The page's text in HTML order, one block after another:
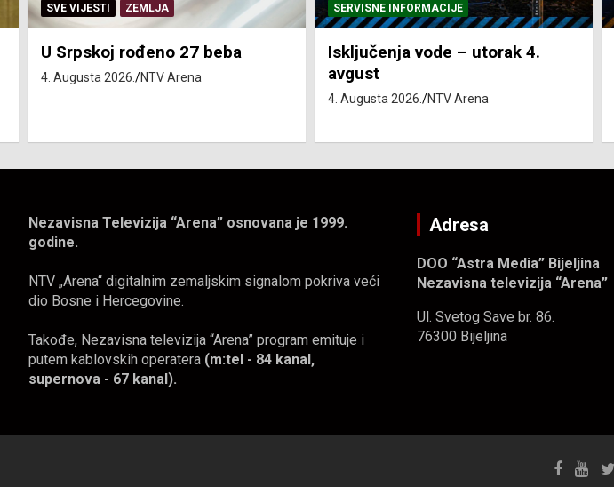
SERVISNE INFORMACIJE
Isključenja vode – utorak 4.
avgust
SERVISNE INFORMACIJE
Isključenja el. energije – utorak
4. avgust
4. Augusta 2026. NTV Arena
Nezavisna Televizija “Arena” osnovana je 1999.
godine.
NTV „Arena“ digitalnim zemaljskim signalom pokriva veći
dio Bosne i Hercegovine.
Takođe, Nezavisna televizija “Arena” program emituje i
putem kablovskih operatera (m:tel - 84 kanal,
supernova - 67 kanal).
Adresa
DOO “Astra Media” Bijeljina
Nezavisna televizija “Arena”
Ul. Svetog Save br. 86.
76300 Bijeljina